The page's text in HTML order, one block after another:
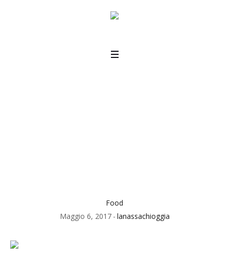
Food
Maggio 6, 2017
lanassachioggia